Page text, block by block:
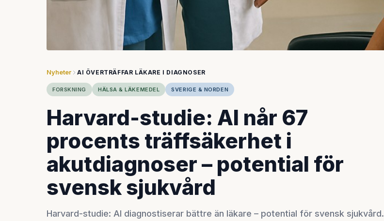
Nyheter AI ÖVERTRÄFFAR LÄKARE I DIAGNOSER
FORSKNING HÄLSA & LÄKEMEDEL SVERIGE & NORDEN
Harvard-studie: AI når 67
procents träffsäkerhet i
akutdiagnoser – potential för
svensk sjukvård
Harvard-studie: AI diagnostiserar bättre än läkare – potential för svensk sjukvård.